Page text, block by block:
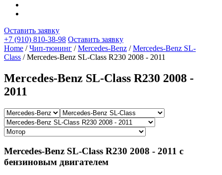
Оставить заявку
+7 (910) 810-38-98 Оставить заявку
Home /Чип-тюнинг /Mercedes-Benz /Mercedes-Benz SL-
Class / Mercedes-Benz SL-Class R230 2008 - 2011
Mercedes-Benz SL-Class R230 2008 -
2011
Mercedes-Benz SL-Class R230 2008 - 2011 с
бензиновым двигателем